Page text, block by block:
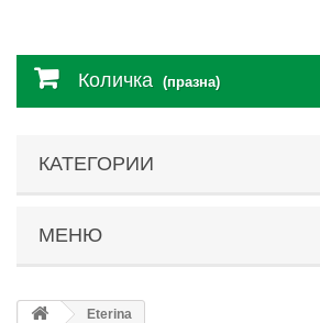
Количка (празна)
КАТЕГОРИИ
МЕНЮ
Eterina